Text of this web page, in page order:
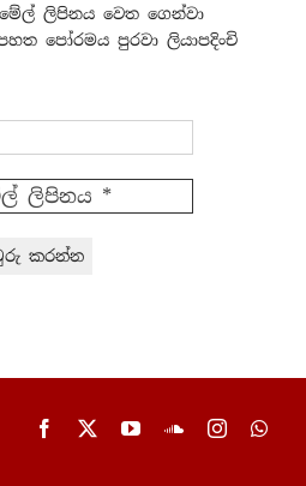
ලිපිනය වෙත ගෙන්වා
පෝරමය පුරවා ලියාපදිංචි